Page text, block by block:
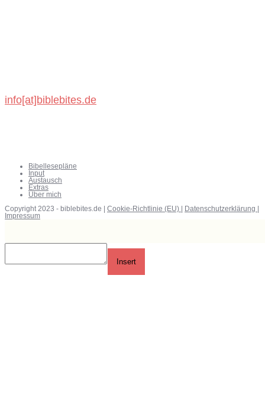
info[at]biblebites.de
Bibellesepläne
Input
Austausch
Extras
Über mich
Copyright 2023 - biblebites.de | Cookie-Richtlinie (EU) | Datenschutzerklärung |
Impressum
Insert